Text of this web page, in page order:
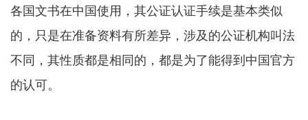
各国文书在中国使用，其公证认证手续是基本类似
的，只是在准备资料有所差异，涉及的公证机构叫法
不同，其性质都是相同的，都是为了能得到中国官方
的认可。